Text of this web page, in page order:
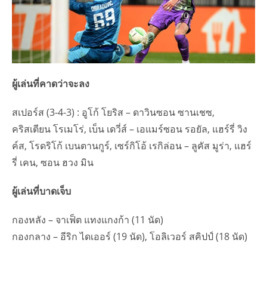
ผู้เล่นที่คาดว่าจะลง
สเปอร์ส (3-4-3) : อูโก้ โยริส – ดาวินซอน ซานเชซ,
คริสเตียน โรเมโร่, เบ็น เดวี่ส์ – เอแมร์ซอน รอยัล, แฮร์รี่ วิง
ค์ส, โรดริโก้ เบนตานกูร์, เซร์กิโอ้ เรกิล่อน – ลูคัส มูร่า, แฮร์
รี่ เคน, ซอน ฮวง มิน
ผู้เล่นที่บาดเจ็บ
กองหลัง – จาเฟ็ต แทงแกงก้า (11 นัด)
กองกลาง – อีริก ไดเออร์ (19 นัด), โอลิเวอร์ สคิปป์ (18 นัด)